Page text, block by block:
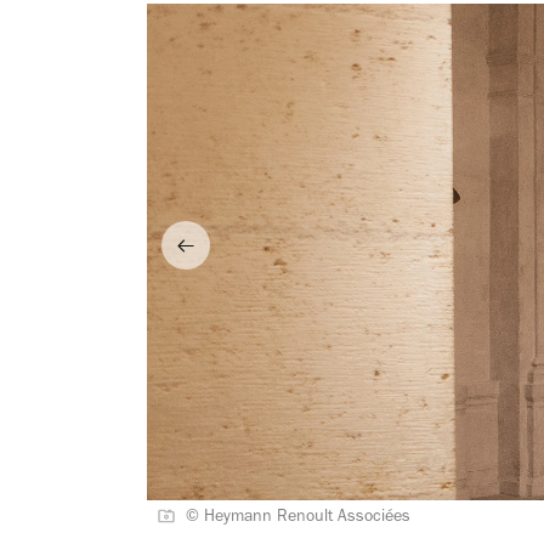
© Heymann Renoult Associées